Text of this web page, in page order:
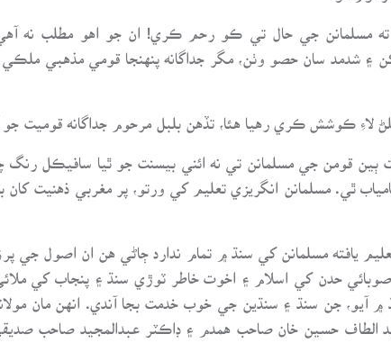
ٿو: “خدا کي دانهن آهي ته مسلمانن جي حال تي ڪو رحم ڪري! ان جو اهو مطلب
۽ شدمد سان حصو وٺن، مگر جداگانه پنهنجا قومي مذهبي ملڪي
لاءِ ڪوشش ڪري رهيا هئا، تڏهن بلبل مرحوم جداگانه قوميت جو
قومن جي مسلمانن تي نه ائني بيسنت جو ٿيا سافيڪل رنگ
ٿي. مسلمانن انگريزي تعليم کي ورتو، پر مغربي ذهنيت کان
يافته مسلمانن کي سنڌ ۾ تمام ندارد ڄاڻي هن ان اصول جي
حدن کي اسلام ۽ اخوت خاطر ٽوڙي سنڌ ۽ پنجاب کي
جن سنڌ ۽ سنڌين جي خوب خدمت بجا آندي. انهن مان مولانا
الطاف حسين خان صاحب همدم ۽ ڊاڪٽر عبدالمجيد صاحب